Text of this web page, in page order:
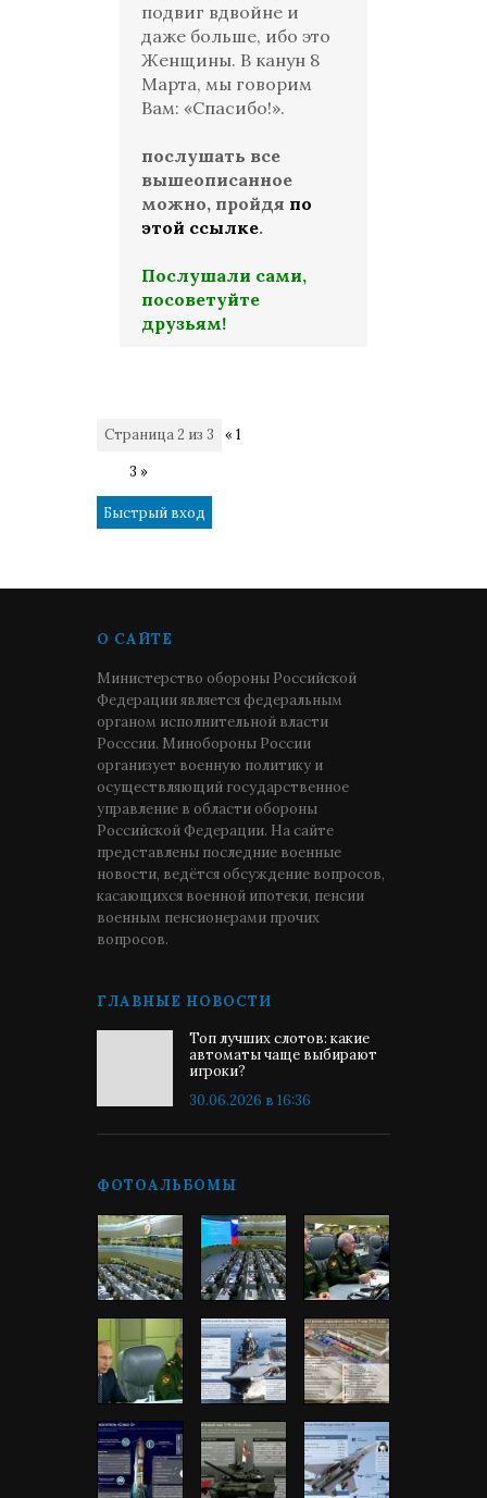
подвиг вдвойне и
даже больше, ибо это
Женщины. В канун 8
Марта, мы говорим
Вам: «Спасибо!».
послушать все
вышеописанное
можно, пройдя по
этой ссылке.
Послушали сами,
посоветуйте
друзьям!
Страница2 из 3 « 1
3 »
О САЙТЕ
Министерство обороны Российской
Федерации является федеральным
органом исполнительной власти
Росссии. Минобороны России
организует военную политику и
осуществляющий государственное
управление в области обороны
Российской Федерации. На сайте
представлены последние военные
новости, ведётся обсуждение вопросов,
касающихся военной ипотеки, пенсии
военным пенсионерами прочих
вопросов.
ГЛАВНЫЕ НОВОСТИ
Топ лучших слотов: какие
автоматы чаще выбирают
игроки?
30.06.2026 в 16:36
ФОТОАЛЬБОМЫ